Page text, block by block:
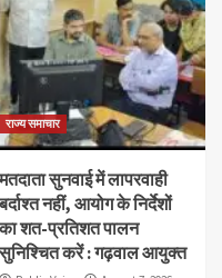
राज्य समाचार
सुनवाई में लापरवाही
नहीं, आयोग के निर्देशों
शत-प्रतिशत पालन
करें : गढ़वाल आयुक्त